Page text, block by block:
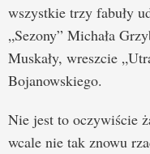
PODCAST
wszystkie trzy fabuły
„Sezony” Michała
Muskały, wreszcie
Bojanowskiego.
Nie jest to oczywiście
wcale nie tak znowu